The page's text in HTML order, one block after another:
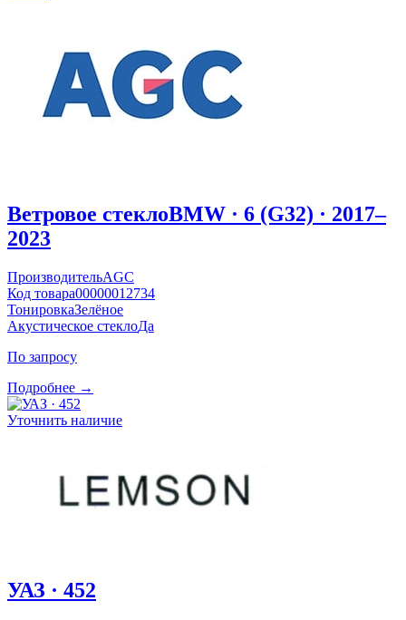
Ветровое стеклоBMW · 6 (G32) · 2017–
2023
ПроизводительAGC
Код товара00000012734
ТонировкаЗелёное
Акустическое стеклоДа
По запросу
Подробнее →
Уточнить наличие
УАЗ · 452